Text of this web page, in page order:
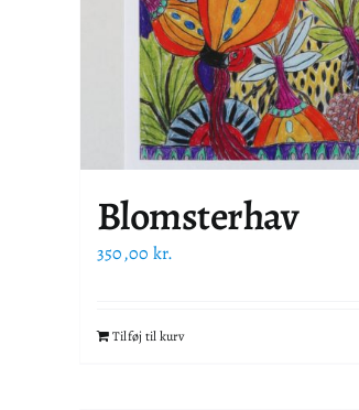
Blomsterhav
350,00 kr.
Tilføj til kurv